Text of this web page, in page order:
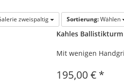
zweispaltig Sortierung:Wählen
Kahles Ballistikturm
Mit wenigen
195,00 € *